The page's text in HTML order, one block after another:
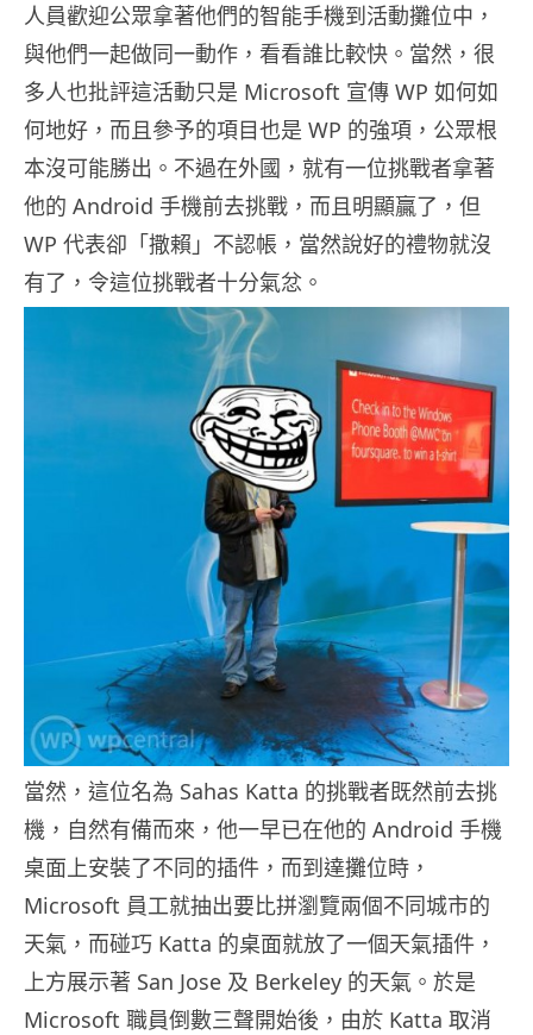
人員歡迎公眾拿著他們的智能手機到活動攤位中，
與他們一起做同一動作，看看誰比較快。當然，很
多人也批評這活動只是 Microsoft 宣傳 WP 如何如
何地好，而且參予的項目也是 WP 的強項，公眾根
本沒可能勝出。不過在外國，就有一位挑戰者拿著
他的 Android 手機前去挑戰，而且明顯贏了，但
WP 代表卻「撒賴」不認帳，當然說好的禮物就沒
有了，令這位挑戰者十分氣忿。
當然，這位名為 Sahas Katta 的挑戰者既然前去挑
機，自然有備而來，他一早已在他的 Android 手機
桌面上安裝了不同的插件，而到達攤位時，
Microsoft 員工就抽出要比拼瀏覽兩個不同城市的
天氣，而碰巧 Katta 的桌面就放了一個天氣插件，
上方展示著 San Jose 及 Berkeley 的天氣。於是
Microsoft 職員倒數三聲開始後，由於 Katta 取消